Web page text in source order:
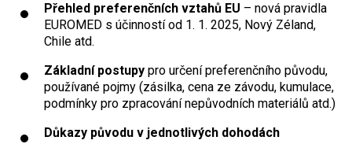
Přehled preferenčních vztahů EU – nová pravidla
EUROMED s účinností od 1. 1. 2025, Nový Zéland,
Chile atd.
Základní postupy pro určení preferenčního původu,
používané pojmy (zásilka, cena ze závodu, kumulace,
podmínky pro zpracování nepůvodních materiálů atd.)
Důkazy původu v jednotlivých dohodách